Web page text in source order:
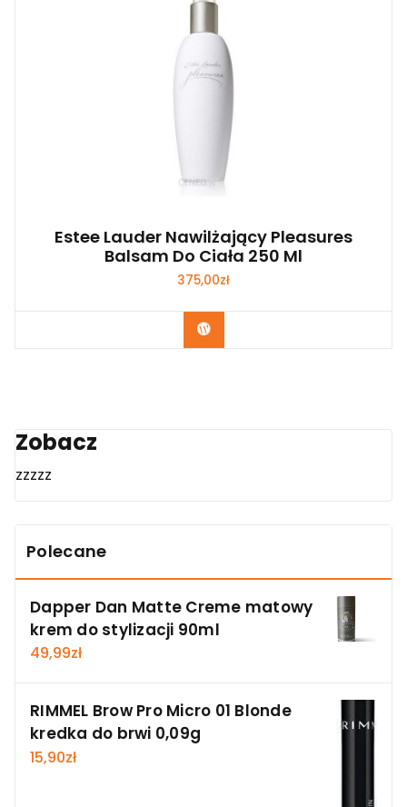
Estee Lauder Nawilżający Pleasures
Balsam Do Ciała 250 Ml
375,00zł
Zobacz
Zobacz
zzzzz
Polecane
Dapper Dan Matte Creme matowy
krem do stylizacji 90ml
49,99zł
RIMMEL Brow Pro Micro 01 Blonde
kredka do brwi 0,09g
15,90zł